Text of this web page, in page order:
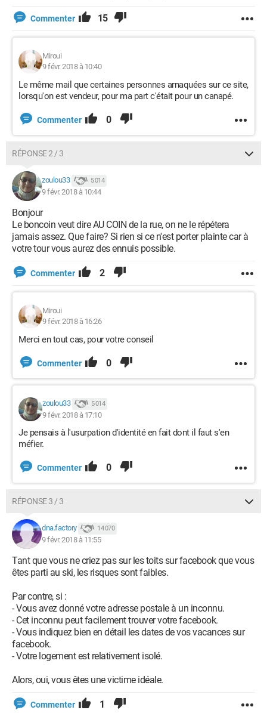
Commenter 15
Miroui
9 févr. 2018 à 10:40
Le même mail que certaines personnes arnaquées sur ce site,
lorsqu'on est vendeur, pour ma part c'était pour un canapé.
Commenter 0
RÉPONSE 2 / 3
zoulou33 5 014
9 févr. 2018 à 10:44
Bonjour
Le boncoin veut dire AU COIN de la rue, on ne le répétera
jamais assez. Que faire? Si rien si ce n'est porter plainte car à
votre tour vous aurez des ennuis possible.
Commenter 2
Miroui
9 févr. 2018 à 16:26
Merci en tout cas, pour votre conseil
Commenter 0
zoulou33 5 014
9 févr. 2018 à 17:10
Je pensais à l'usurpation d'identité en fait dont il faut s'en
méfier.
Commenter 0
RÉPONSE 3 / 3
dna.factory 14 070
9 févr. 2018 à 11:55
Tant que vous ne criez pas sur les toits sur facebook que vous
êtes parti au ski, les risques sont faibles.
Par contre, si :
- Vous avez donné votre adresse postale à un inconnu.
- Cet inconnu peut facilement trouver votre facebook.
- Vous indiquez bien en détail les dates de vos vacances sur
facebook.
- Votre logement est relativement isolé.
Alors, oui, vous êtes une victime idéale.
Commenter 1